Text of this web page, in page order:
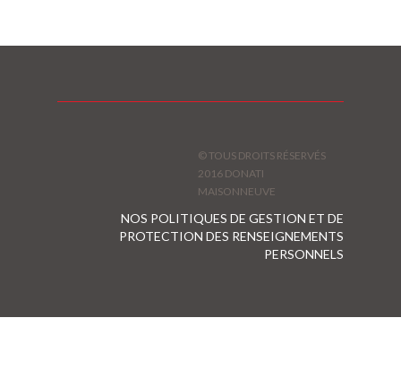
© TOUS DROITS RÉSERVÉS
2016 DONATI
MAISONNEUVE
NOS POLITIQUES DE GESTION ET DE
PROTECTION DES RENSEIGNEMENTS
PERSONNELS